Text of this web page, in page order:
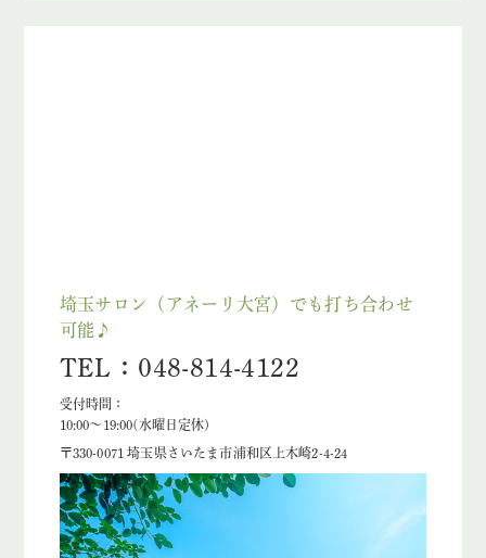
埼玉サロン（アネーリ大宮）でも打ち合わせ
可能♪
TEL：048-814-4122
受付時間：
10:00〜19:00(水曜日定休)
〒330-0071 埼玉県さいたま市浦和区上木崎2-4-24